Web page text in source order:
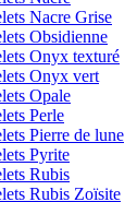
Nacre Grise
Obsidienne
Onyx texturé
Onyx vert
Opale
Perle
Pierre de lune
Pyrite
Rubis
Rubis Zoïsite